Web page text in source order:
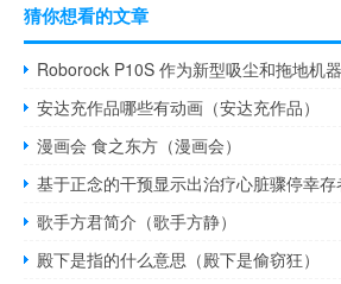
猜你想看的文章
Roborock P10S 作为新型吸尘和拖地机
安达充作品哪些有动画（安达充作品）
漫画会 食之东方（漫画会）
歌手方君简介（歌手方静）
殿下是指的什么意思（殿下是偷窃狂）